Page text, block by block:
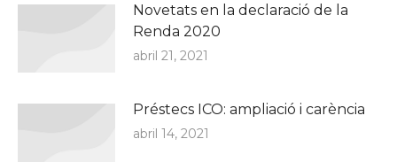
Novetats en la declaració de la
Renda 2020
abril 21, 2021
Préstecs ICO: ampliació i carència
abril 14, 2021